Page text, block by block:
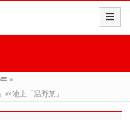
»
＠池上「温野菜」